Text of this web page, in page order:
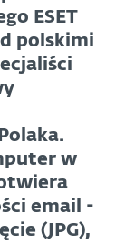
ESET
polskimi
w
email -
(JPG),